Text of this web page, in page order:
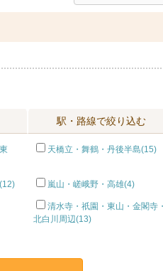
駅・路線で絞り込む
天橋立・舞鶴・丹後半島(15)
嵐山・嵯峨野・高雄(4)
清水寺・祇園・東山・金閣寺・
北白川周辺(13)